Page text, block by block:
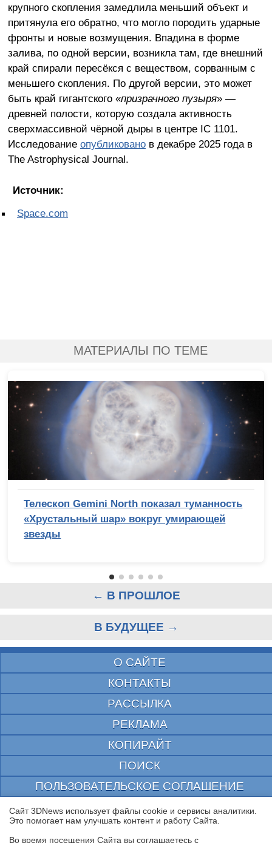
крупного скопления замедлила меньший объект и
притянула его обратно, что могло породить ударные
фронты и новые возмущения. Впадина в форме
залива, по одной версии, возникла там, где внешний
край спирали пересёкся с веществом, сорванным с
меньшего скопления. По другой версии, это может
быть край гигантского «призрачного пузыря» —
древней полости, которую создала активность
сверхмассивной чёрной дыры в центре IC 1101.
Исследование опубликованов декабре 2025 года в
The Astrophysical Journal.
Источник:
Space.com
МАТЕРИАЛЫ ПО ТЕМЕ
Телескоп Gemini North показал туманность
«Хрустальный шар» вокруг умирающей
звезды
← В ПРОШЛОЕ
В БУДУЩЕЕ →
О САЙТЕ
КОНТАКТЫ
РАССЫЛКА
РЕКЛАМА
КОПИРАЙТ
ПОИСК
ПОЛЬЗОВАТЕЛЬСКОЕ СОГЛАШЕНИЕ
ЗАЩИЩЕНО CURATOR
© 1997—2026 Электронное периодическое издание "3ДНьюс" | Свидетельство о
Сайт 3DNews использует файлы cookie и сервисы аналитики.
Это помогает нам улучшать контент и работу Cайта.
Во время посещения Cайта вы соглашаетесь с